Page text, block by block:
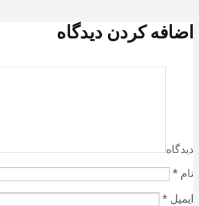
اضافه کردن دیدگاه
دیدگاه
نام *
ایمیل *